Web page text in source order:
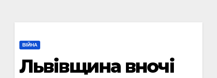
ВІЙНА
Львівщина вночі